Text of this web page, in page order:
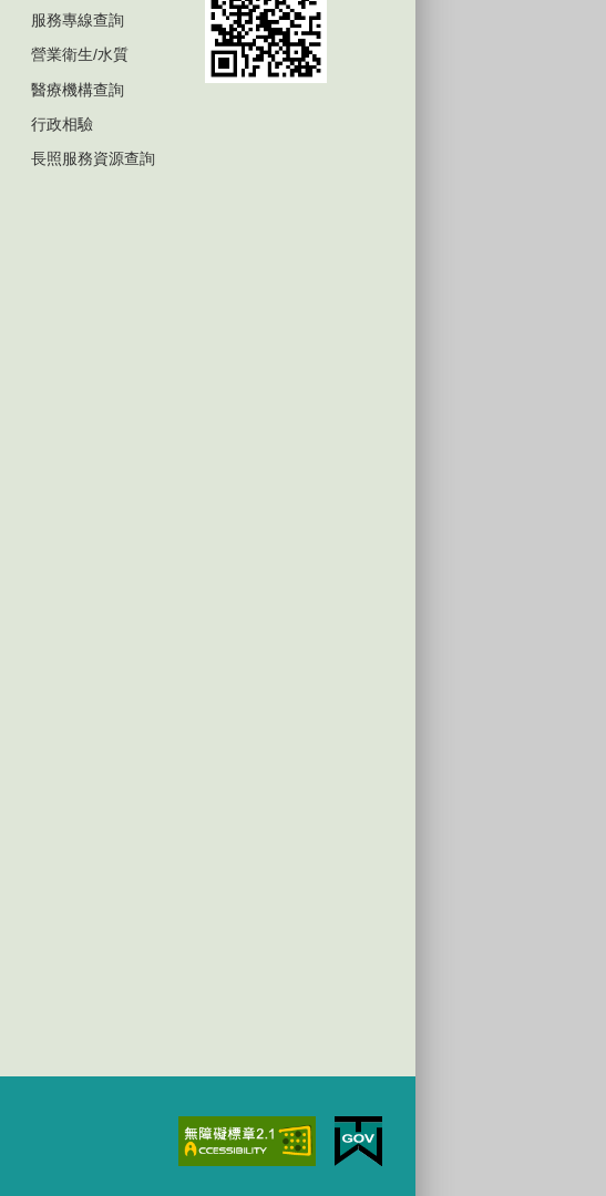
服務專線查詢
營業衛生/水質
醫療機構查詢
行政相驗
長照服務資源查詢